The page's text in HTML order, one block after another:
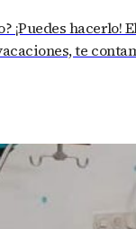
¡Puedes
te